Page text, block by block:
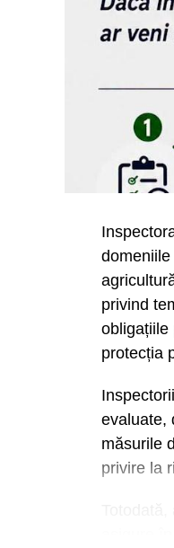
privind
obligațiile
protecția
evaluate,
măsurile
privire la